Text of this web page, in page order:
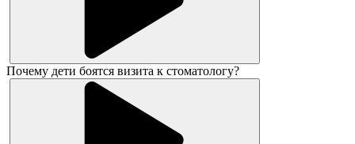
Почему дети боятся визита к стоматологу?